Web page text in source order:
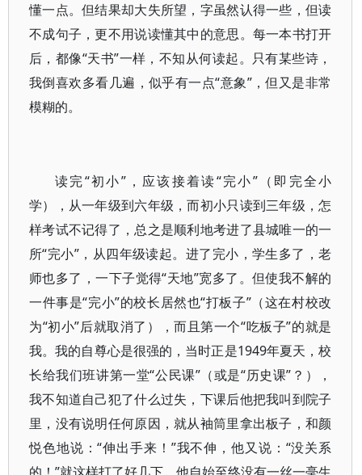
懂一点。但结果却大失所望，字虽然认得一些，但读
不成句子，更不用说读懂其中的意思。每一本书打开
后，都像“天书”一样，不知从何读起。只有某些诗，
我倒喜欢多看几遍，似乎有一点“意象”，但又是非常
模糊的。
读完“初小”，应该接着读“完小”（即完全小
学），从一年级到六年级，而初小只读到三年级，怎
样考试不记得了，总之是顺利地考进了县城唯一的一
所“完小”，从四年级读起。进了完小，学生多了，老
师也多了，一下子觉得“天地”宽多了。但使我不解的
一件事是“完小”的校长居然也“打板子”（这在村校改
为“初小”后就取消了），而且第一个“吃板子”的就是
我。我的自尊心是很强的，当时正是1949年夏天，校
长给我们班讲第一堂“公民课”（或是“历史课”？），
我不知道自己犯了什么过失，下课后他把我叫到院子
里，没有说明任何原因，就从袖筒里拿出板子，和颜
悦色地说：“伸出手来！”我不伸，他又说：“没关系